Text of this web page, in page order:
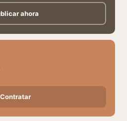
ahora
Contratar